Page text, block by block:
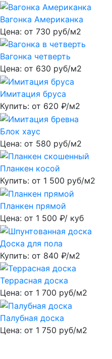
Вагонка Американка
Цена: от 730 руб/м2
Вагонка четверть
Цена: от 630 руб/м2
Имитация бруса
Купить: от 620 ₽/м2
Блок хаус
Цена: от 580 руб/м2
Планкен косой
Купить: от 1 500 руб/м2
Планкен прямой
Цена: от 1 500 ₽/ куб
Доска для пола
Купить: от 840 ₽/м2
Террасная доска
Цена: от 1 700 руб/м2
Палубная доска
Цена: от 1 750 руб/м2